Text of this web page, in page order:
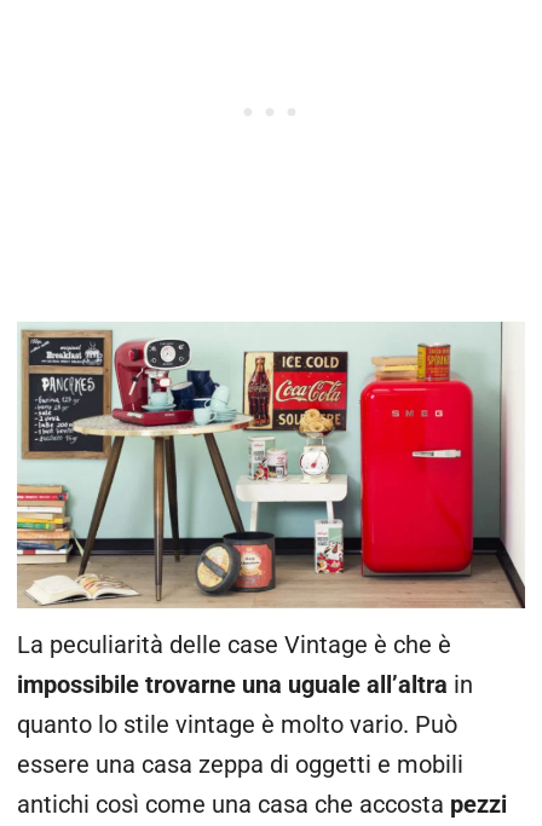
La peculiarità delle case Vintage è che è
impossibile trovarne una uguale all’altra in
quanto lo stile vintage è molto vario. Può
essere una casa zeppa di oggetti e mobili
antichi così come una casa che accosta pezzi